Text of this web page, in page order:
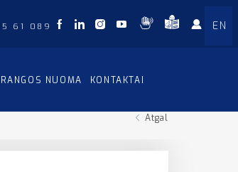
61 089 EN
NUOMA KONTAKTAI
Atgal